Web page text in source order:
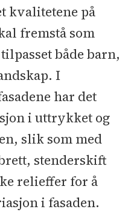
kvalitetene på
fremstå som
både barn,
I
har det
i uttrykket og
slik som med
stenderskift
relieffer for å
i fasaden.